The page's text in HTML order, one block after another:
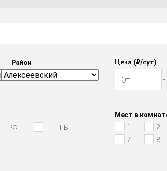
Район Цена (₽/cут)
РФ
РБ
Мест в
1
2
7
8